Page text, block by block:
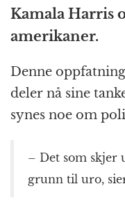
b
o
o
k
n
g
e
r
A
p
p
Kamala Harris
amerikaner.
Denne
deler nå sine
synes noe om
– Det som skjer
grunn til uro,